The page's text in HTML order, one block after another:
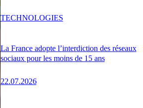
La France adopte l’interdiction des réseaux
sociaux pour les moins de 15 ans
22.07.2026
TECHNOLOGIES